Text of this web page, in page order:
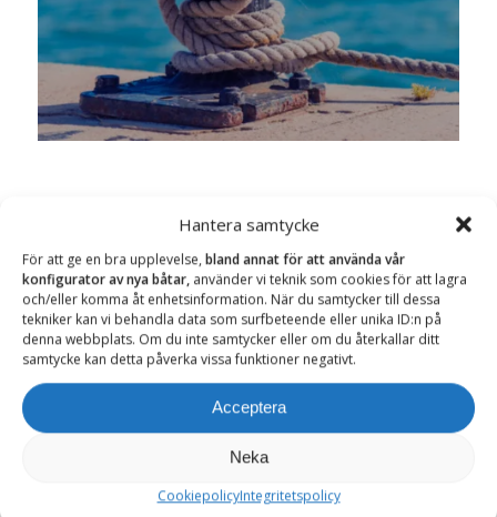
Hantera samtycke
För att ge en bra upplevelse,bland annat för att använda vår
konfigurator av nya båtar, använder vi teknik som cookies för att lagra
och/eller komma åt enhetsinformation. När du samtycker till dessa
tekniker kan vi behandla data som surfbeteende eller unika ID:n på
denna webbplats. Om du inte samtycker eller om du återkallar ditt
samtycke kan detta påverka vissa funktioner negativt.
Acceptera
Neka
CookiepolicyIntegritetspolicy
Nyhetsbrev
Säkerställ att du får inbjudan till våra event, se alla nya
modeller mm. Anmäl din mailadress och håll dig uppdaterad
om våra aktiviteter. Du kan när som helst avsluta din
dig i samband med din anmälan.